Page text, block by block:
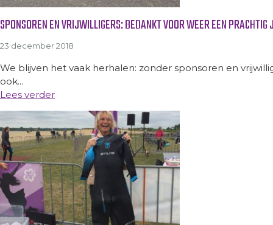
SPONSOREN EN VRIJWILLIGERS: BEDANKT VOOR WEER EEN
23 december 2018
We blijven het vaak herhalen: zonder sponsoren en
ook...
Lees verder